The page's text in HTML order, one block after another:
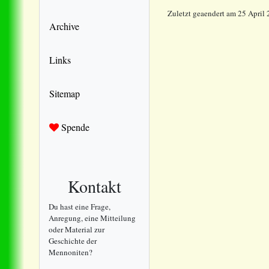
Archive
Links
Sitemap
Spende
Kontakt
Du hast eine Frage,
Anregung, eine Mitteilung
oder Material zur
Geschichte der
Mennoniten?
Zuletzt geaendert am 25 April